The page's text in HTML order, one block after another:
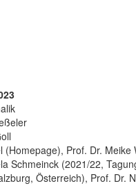
(Homepage), Prof. Dr.
Schmeinck (2021/22,
Österreich), Prof. Dr.